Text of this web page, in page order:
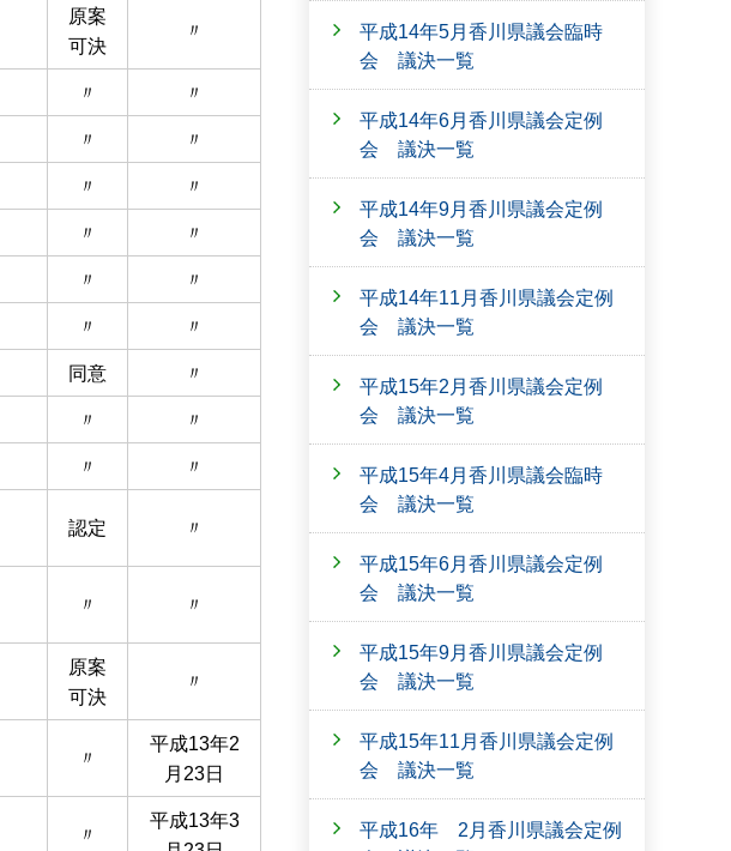
原案
可決
〃
〃 〃
〃 〃
〃 〃
〃 〃
〃 〃
〃 〃
同意 〃
〃 〃
〃 〃
認定 〃
〃 〃
原案
可決
〃
〃
平成13年2
月23日
〃
平成13年3
平成14年5月香川県議会臨時
会 議決一覧
平成14年6月香川県議会定例
会 議決一覧
平成14年9月香川県議会定例
会 議決一覧
平成14年11月香川県議会定例
会 議決一覧
平成15年2月香川県議会定例
会 議決一覧
平成15年4月香川県議会臨時
会 議決一覧
平成15年6月香川県議会定例
会 議決一覧
平成15年9月香川県議会定例
会 議決一覧
平成15年11月香川県議会定例
会 議決一覧
平成16年 2月香川県議会定例